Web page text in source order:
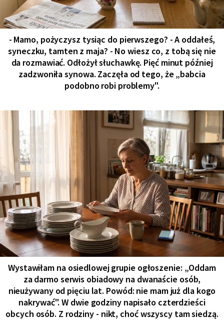
- Mamo, pożyczysz tysiąc do pierwszego? - A oddałeś,
syneczku, tamten z maja? - No wiesz co, z tobą się nie
da rozmawiać. Odłożył słuchawkę. Pięć minut później
zadzwoniła synowa. Zaczęła od tego, że „babcia
podobno robi problemy".
Wystawiłam na osiedlowej grupie ogłoszenie: „Oddam
za darmo serwis obiadowy na dwanaście osób,
nieużywany od pięciu lat. Powód: nie mam już dla kogo
nakrywać". W dwie godziny napisało czterdzieści
obcych osób. Z rodziny - nikt, choć wszyscy tam siedzą.